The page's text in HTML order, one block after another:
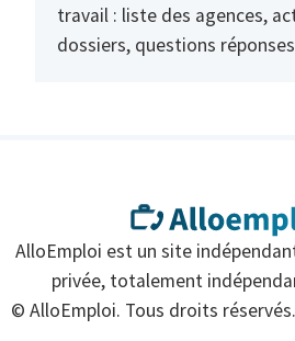
travail : liste des agences,
dossiers, questions
AlloEmploi est un site
privée, totalement
© AlloEmploi. Tous droits réservés.